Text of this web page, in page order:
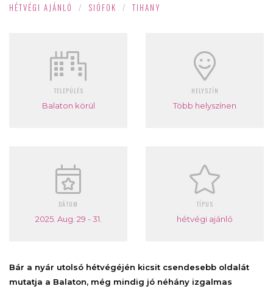
HÉTVÉGI AJÁNLÓ
/ SIÓFOK / TIHANY
TELEPÜLÉS
Balaton körül
HELYSZÍN
Több helyszínen
DÁTUM
2025. Aug. 29 - 31.
TÍPUS
hétvégi ajánló
Bár a nyár utolsó hétvégéjén kicsit csendesebb oldalát
mutatja a Balaton, még mindig jó néhány izgalmas